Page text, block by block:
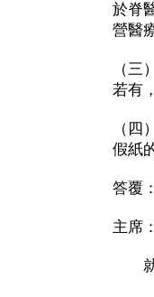
於脊
營醫
（
若有
（
假紙
答覆：
主席：
就